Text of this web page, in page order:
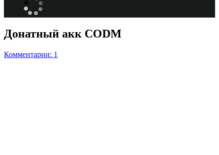
Донатный акк CODM
Комментарии: 1